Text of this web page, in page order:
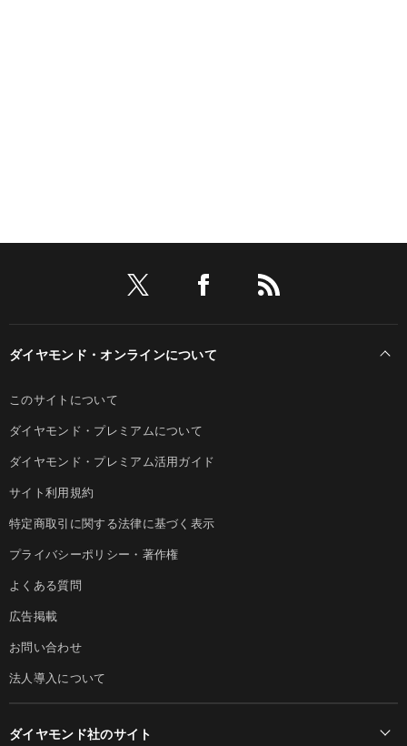
ダイヤモンド・オンラインについて
このサイトについて
ダイヤモンド・プレミアムについて
ダイヤモンド・プレミアム活用ガイド
サイト利用規約
特定商取引に関する法律に基づく表示
プライバシーポリシー・著作権
よくある質問
広告掲載
お問い合わせ
法人導入について
ダイヤモンド社のサイト